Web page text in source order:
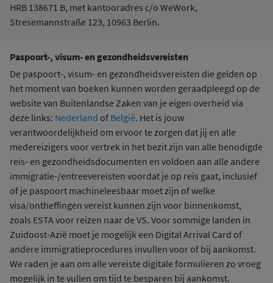
HRB 138671 B, met kantooradres c/o WeWork,
Stresemannstraße 123, 10963 Berlin.
Paspoort-, visum- en gezondheidsvereisten
De paspoort-, visum- en gezondheidsvereisten die gelden op
het moment van boeken kunnen worden geraadpleegd op de
website van Buitenlandse Zaken van je eigen overheid via
deze links: Nederland of België. Het is jouw
verantwoordelijkheid om ervoor te zorgen dat jij en alle
medereizigers voor vertrek in het bezit zijn van alle benodigde
reis- en gezondheidsdocumenten en voldoen aan alle andere
immigratie-/entreevereisten voordat je op reis gaat, inclusief
of je paspoort machineleesbaar moet zijn of welke
visa/ontheffingen vereist kunnen zijn voor binnenkomst,
zoals ESTA voor reizen naar de VS. Voor sommige landen in
Zuidoost-Azië moet je mogelijk een Digital Arrival Card of
andere immigratieprocedures invullen voor of bij aankomst.
We raden je aan om alle vereiste digitale formulieren zo vroeg
mogelijk in te vullen om tijd te besparen bij aankomst.